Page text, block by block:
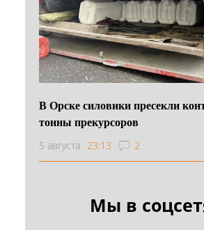
В Орске силовики пресекли
тонны прекурсоров
5 августа 23:13 2
Мы в